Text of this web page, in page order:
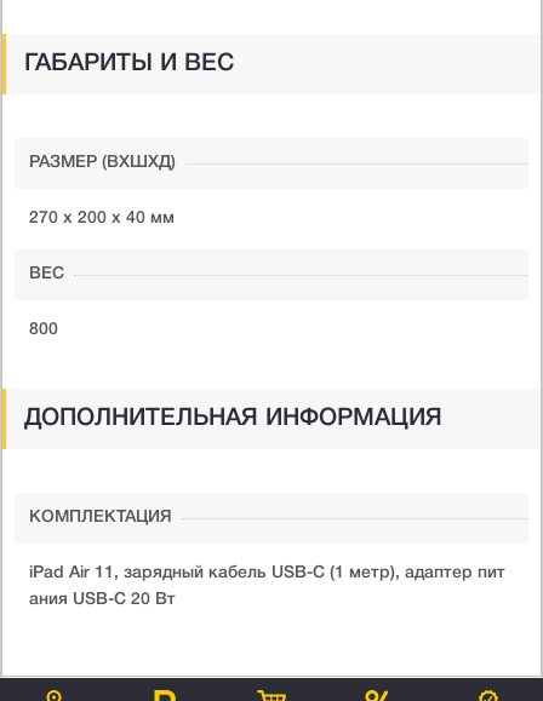
ГАБАРИТЫ И ВЕС
РАЗМЕР (ВXШXД)
270 х 200 х 40 мм
ВЕС
800
ДОПОЛНИТЕЛЬНАЯ ИНФОРМАЦИЯ
КОМПЛЕКТАЦИЯ
iPad Air 11, зарядный кабель USB-C (1 метр), адаптер пит
ания USB-C 20 Вт